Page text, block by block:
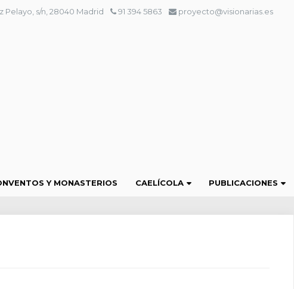
Pelayo, s/n, 28040 Madrid 91 394 5863 proyecto@visionarias.es
Y MONASTERIOS CAELÍCOLA PUBLICACIONES